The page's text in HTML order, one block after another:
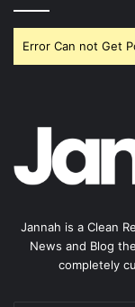
Error Can not Get
Jannah is a Clean
News and Blog
completely